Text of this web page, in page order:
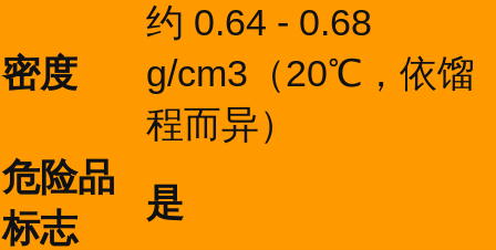
密度
约 0.64 - 0.68
g/cm3（20℃，依馏
程而异）
危险品
标志
是